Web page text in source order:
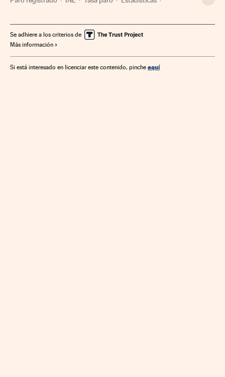
Seguridad Social Gente Administración Estado
Política laboral
Trabajo España Economía Sociedad
Se adhiere a los criterios de
Más información
Si está interesado en licenciar este contenido, pinche aquí